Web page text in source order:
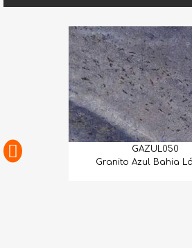
GAZUL050
Granito Azul Bahia